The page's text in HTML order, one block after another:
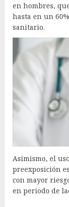
en hombres,
hasta en un
sanitario.
Asimismo, el
preexposición
con mayor
en periodo de